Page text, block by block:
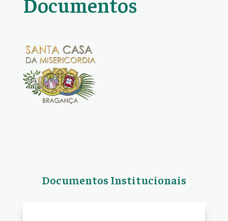
Documentos Institucionais